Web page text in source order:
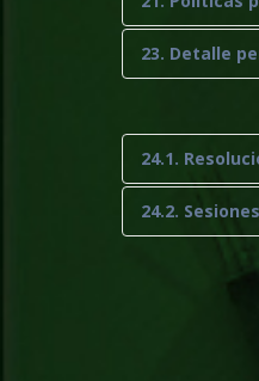
23. Detalle
24.1.
24.2.